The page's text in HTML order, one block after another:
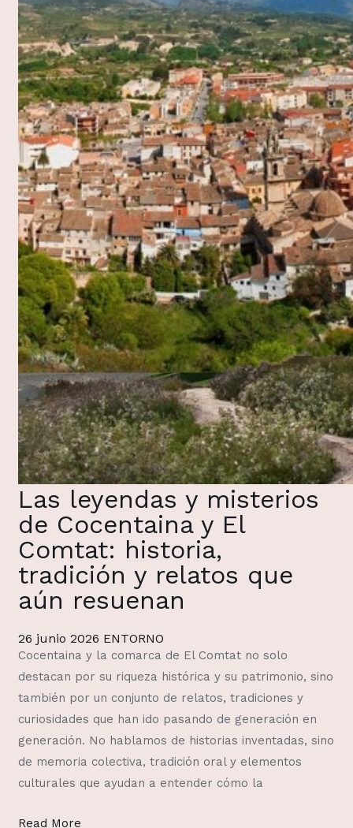
Las leyendas y misterios
de Cocentaina y El
Comtat: historia,
tradición y relatos que
aún resuenan
26 junio 2026 ENTORNO
Cocentaina y la comarca de El Comtat no solo
destacan por su riqueza histórica y su patrimonio, sino
también por un conjunto de relatos, tradiciones y
curiosidades que han ido pasando de generación en
generación. No hablamos de historias inventadas, sino
de memoria colectiva, tradición oral y elementos
culturales que ayudan a entender cómo la
Read More